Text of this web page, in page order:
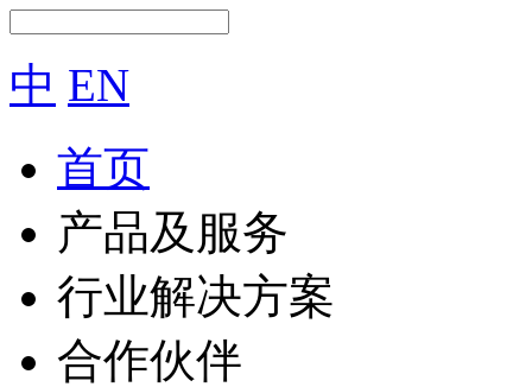
中 EN
首页
产品及服务
行业解决方案
合作伙伴